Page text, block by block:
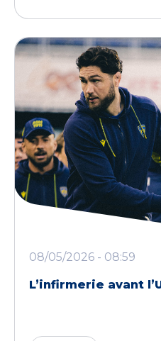
08/05/2026 - 08:59
L’infirmerie avant